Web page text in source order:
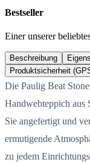
Bestseller
Einer unserer
Beschreibung
Produktsicherheit
Die Paulig Beat
Handwebteppich
Sie angefertigt und
ermutigende
zu jedem